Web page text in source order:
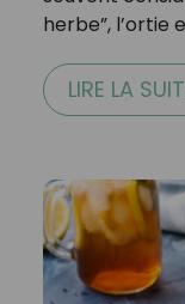
herbe”, l’ortie
LIRE LA